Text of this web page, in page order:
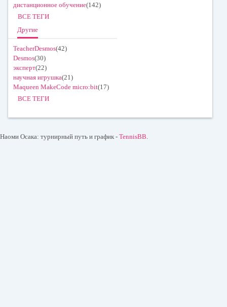
дистанционное обучение(142)
ВСЕ ТЕГИ
Другие
TeacherDesmos(42)
Desmos(30)
эксперт(22)
научная игрушка(21)
Maqueen MakeCode micro:bit(17)
ВСЕ ТЕГИ
Наоми Осака: турнирный путь и график - TennisBB